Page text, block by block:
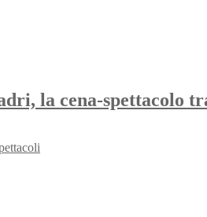
la cena-spettacolo